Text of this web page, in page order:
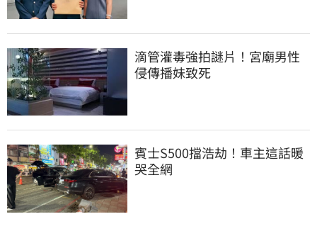
滴管灌毒強拍謎片！宮廟男性
侵傳播妹致死
賓士S500擋浩劫！車主這話暖
哭全網